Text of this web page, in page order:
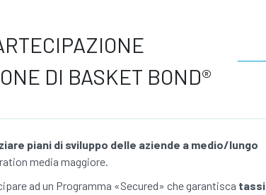
DI BASKET BOND®
piani di sviluppo delle aziende a medio/lungo
media maggiore.
ad un Programma «Secured» che garantisca tassi